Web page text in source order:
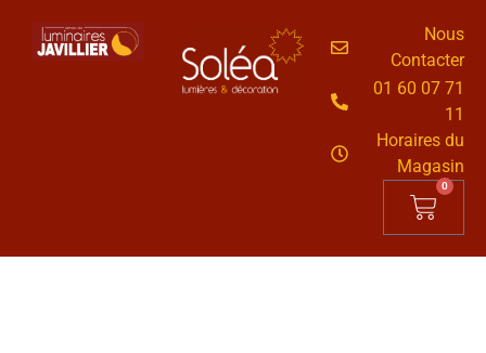
Nous
Contacter
01 60 07 71
11
Horaires du
Magasin
0